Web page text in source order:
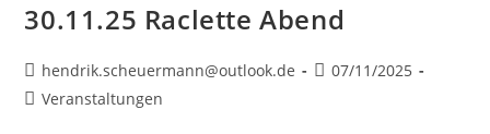
30.11.25 Raclette Abend
hendrik.scheuermann@outlook.de
07/11/2025
Veranstaltungen